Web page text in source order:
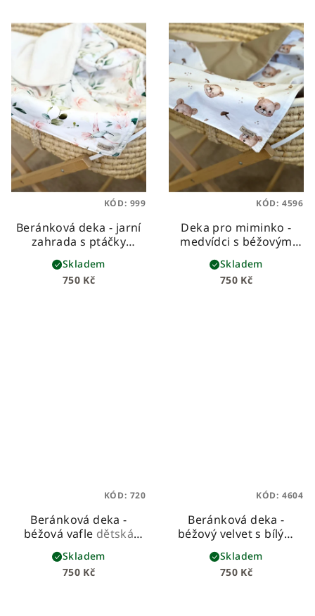
Beránková deka - jarní
zahrada s ptáčky
dětská beránková deka
z prémiové bavlny a
hebkého beránka
750 Kč
Skladem
KÓD: 999
Deka pro miminko -
medvídci s béžovým
velvetem
dětská deka – prémiová
bavlna & sametový
750 Kč
Skladem
KÓD: 4596
Beránková deka -
béžová vafle dětská
beránková deka z
vafloviny a hebkého
beránka
750 Kč
Skladem
KÓD: 720
Beránková deka -
béžový velvet s bílým
beránkem
beránková deka ze
sametového velvetu a
750 Kč
Skladem
KÓD: 4604